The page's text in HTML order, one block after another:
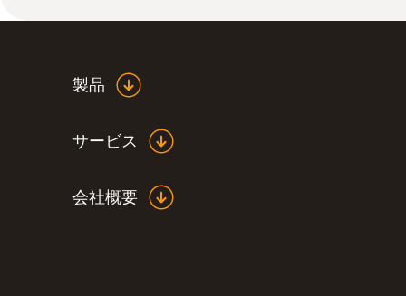
製品
サービス
会社概要